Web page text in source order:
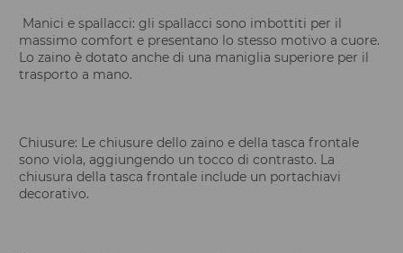
Manici e spallacci: gli spallacci sono imbottiti per il
massimo comfort e presentano lo stesso motivo a cuore.
Lo zaino è dotato anche di una maniglia superiore per il
trasporto a mano.
Chiusure: Le chiusure dello zaino e della tasca frontale
sono viola, aggiungendo un tocco di contrasto. La
chiusura della tasca frontale include un portachiavi
decorativo.